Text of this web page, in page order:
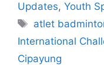
Updates, Youth
atlet
International
Cipayung